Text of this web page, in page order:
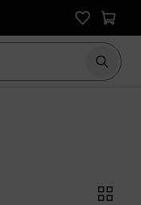
Suche